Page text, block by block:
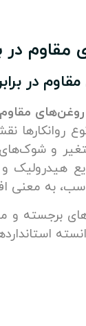
در
در
روغن‌های مقاوم
روانکارها
و شوک‌های
هیدرولیک
به معنی
برجسته و